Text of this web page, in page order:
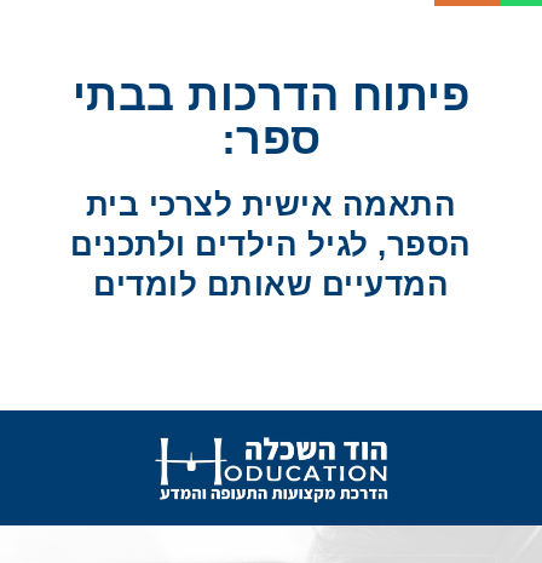
פיתוח הדרכות בבתי
ספר:
התאמה אישית לצרכי בית
הספר, לגיל הילדים ולתכנים
המדעיים שאותם לומדים​